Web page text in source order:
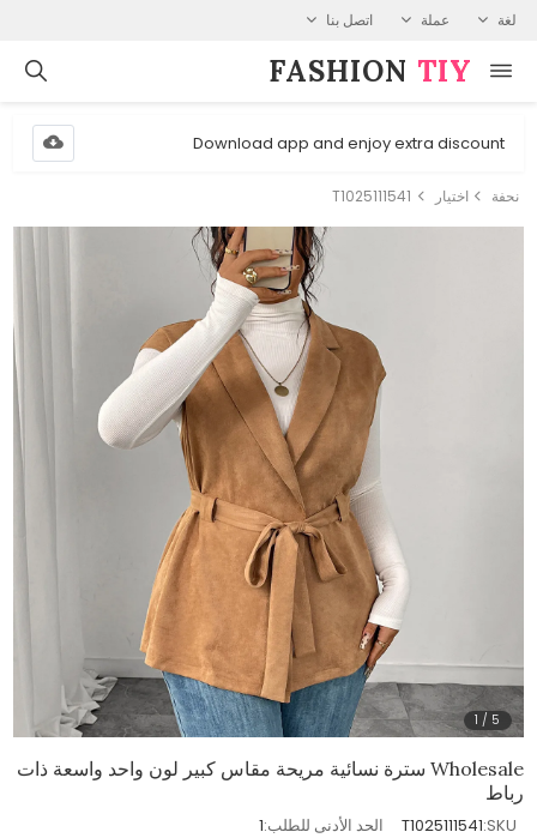
لغة عملة اتصل بنا
FASHION⁠ TIY
Download app and enjoy extra discount
نحفة اختيار T1025111541
1 / 5
Wholesale سترة نسائية مريحة مقاس كبير لون واحد واسعة ذات
رباط
SKU:
T1025111541 الحد الأدنى للطلب:1